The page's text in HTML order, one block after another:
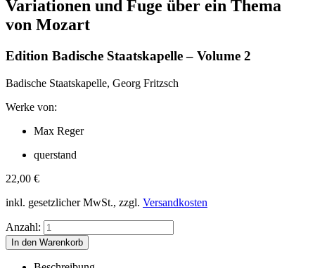
Variationen und Fuge über ein Thema
von Mozart
Edition Badische Staatskapelle – Volume 2
Badische Staatskapelle, Georg Fritzsch
Werke von:
Max Reger
querstand
22,00 €
inkl. gesetzlicher MwSt., zzgl. Versandkosten
Anzahl: